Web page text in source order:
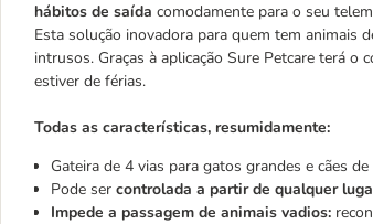
hábitos de saída comodamente para o seu
Esta solução inovadora para quem tem animais
intrusos. Graças à aplicação Sure Petcare terá
estiver de férias.
Todas as características, resumidamente:
Gateira de 4 vias para gatos grandes e cães
Pode ser controlada a partir de qualquer
Impede a passagem de animais vadios: